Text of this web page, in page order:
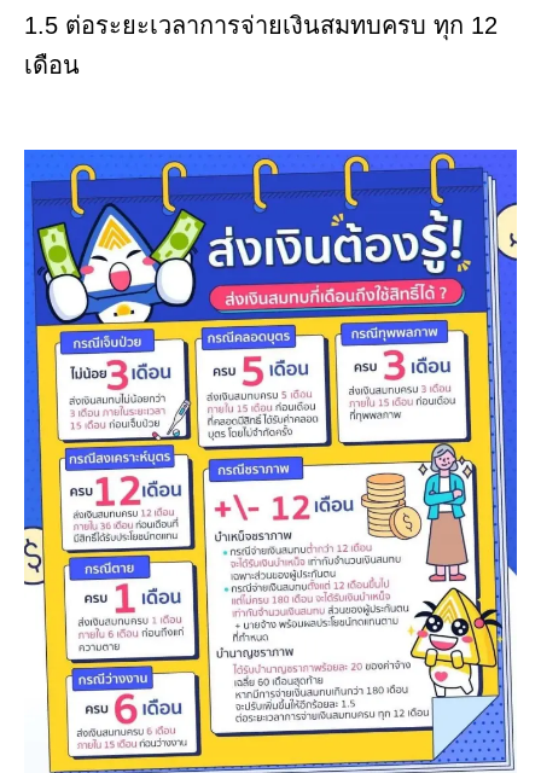
1.5 ต่อระยะเวลาการจ่ายเงินสมทบครบ ทุก 12
เดือน